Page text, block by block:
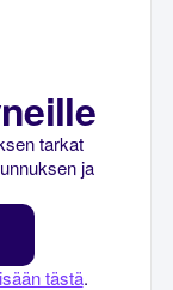
tarkat
ja
tästä.